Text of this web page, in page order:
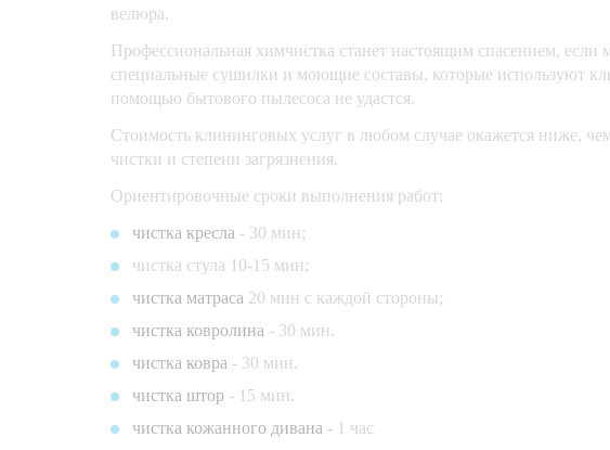
велюра.
Профессиональная химчистка станет настоящим спасением,
специальные сушилки и моющие составы, которые используют
помощью бытового пылесоса не удастся.
Стоимость клининговых услуг в любом случае окажется ниже,
чистки и степени загрязнения.
Ориентировочные сроки выполнения работ:
чистка кресла - 30 мин;
чистка стула 10-15 мин;
чистка матраса 20 мин с каждой стороны;
чистка ковролина - 30 мин.
чистка ковра - 30 мин.
чистка штор - 15 мин.
чистка кожанного дивана - 1 час